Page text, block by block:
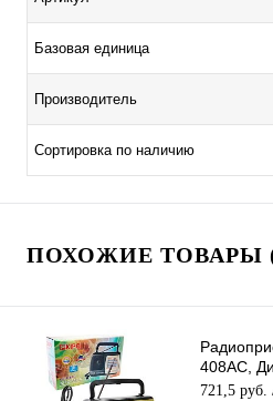
Базовая единица
Производитель
Сортировка по наличию
ПОХОЖИЕ ТОВАРЫ
408AC,
AM/FM/
721,5 руб.